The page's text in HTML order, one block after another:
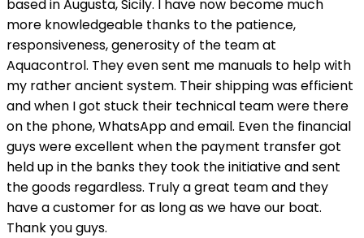
based in Augusta, Sicily. I have now become much
more knowledgeable thanks to the patience,
responsiveness, generosity of the team at
Aquacontrol. They even sent me manuals to help with
my rather ancient system. Their shipping was efficient
and when I got stuck their technical team were there
on the phone, WhatsApp and email. Even the financial
guys were excellent when the payment transfer got
held up in the banks they took the initiative and sent
the goods regardless. Truly a great team and they
have a customer for as long as we have our boat.
Thank you guys.